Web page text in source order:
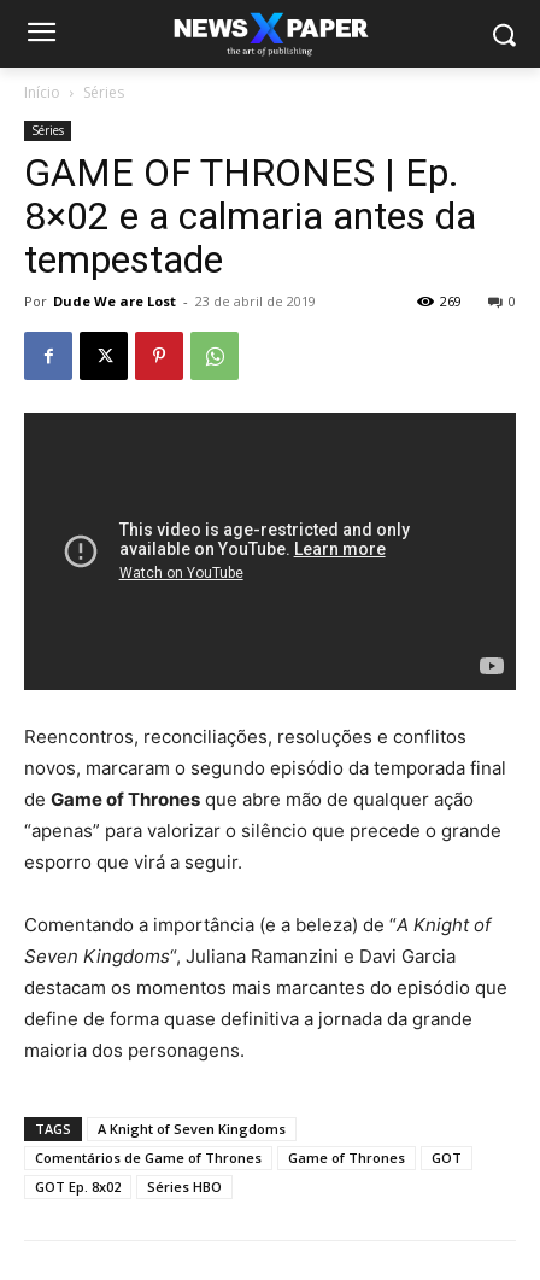
Início Séries
Séries
GAME OF THRONES | Ep.
8×02 e a calmaria antes da
tempestade
Por Dude We are Lost - 23 de abril de 2019 0
269
Reencontros, reconciliações, resoluções e conflitos
novos, marcaram o segundo episódio da temporada final
de Game of Thrones que abre mão de qualquer ação
“apenas” para valorizar o silêncio que precede o grande
esporro que virá a seguir.
Comentando a importância (e a beleza) de “A Knight of
Seven Kingdoms“, Juliana Ramanzini e Davi Garcia
destacam os momentos mais marcantes do episódio que
define de forma quase definitiva a jornada da grande
maioria dos personagens.
TAGS
A Knight of Seven Kingdoms
Comentários de Game of Thrones
Game of Thrones
GOT
GOT Ep. 8x02
Séries HBO